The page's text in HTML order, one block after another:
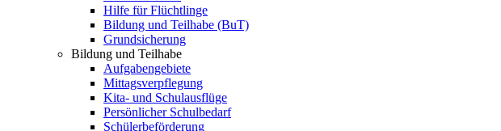
Hilfe für Flüchtlinge
Bildung und Teilhabe (BuT)
Grundsicherung
Bildung und Teilhabe
Aufgabengebiete
Mittagsverpflegung
Kita- und Schulausflüge
Persönlicher Schulbedarf
Schülerbeförderung